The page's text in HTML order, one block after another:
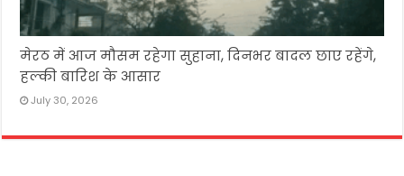
मेरठ में आज मौसम रहेगा सुहाना, दिनभर बादल छाए रहेंगे,
हल्की बारिश के आसार
July 30, 2026